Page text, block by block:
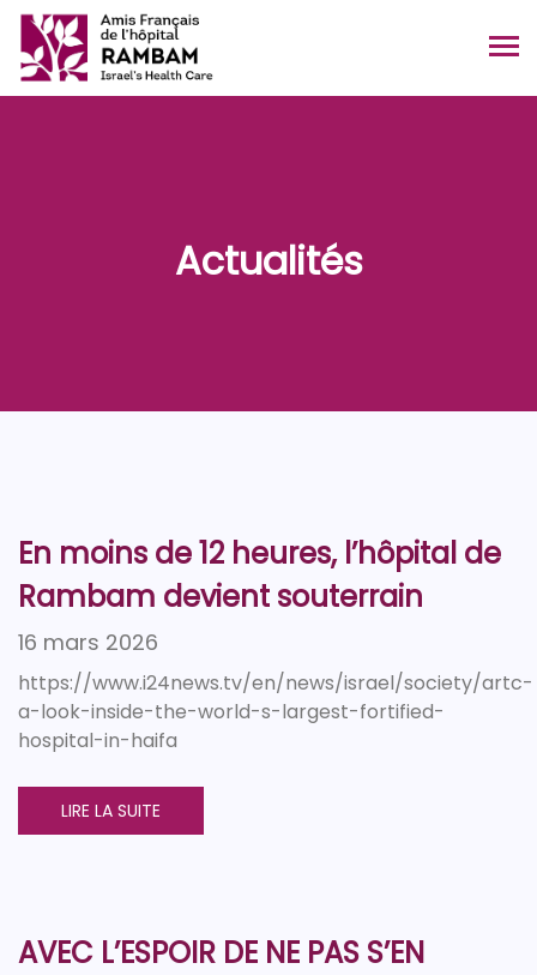
Actualités
En moins de 12 heures, l’hôpital de
Rambam devient souterrain
16 mars 2026
https://www.i24news.tv/en/news/israel/society/artc-
a-look-inside-the-world-s-largest-fortified-
hospital-in-haifa
LIRE LA SUITE
AVEC L’ESPOIR DE NE PAS S’EN